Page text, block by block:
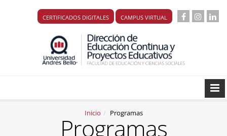
CERTIFICADOS DIGITALES CAMPUS VIRTUAL
Inicio Programas
Programas